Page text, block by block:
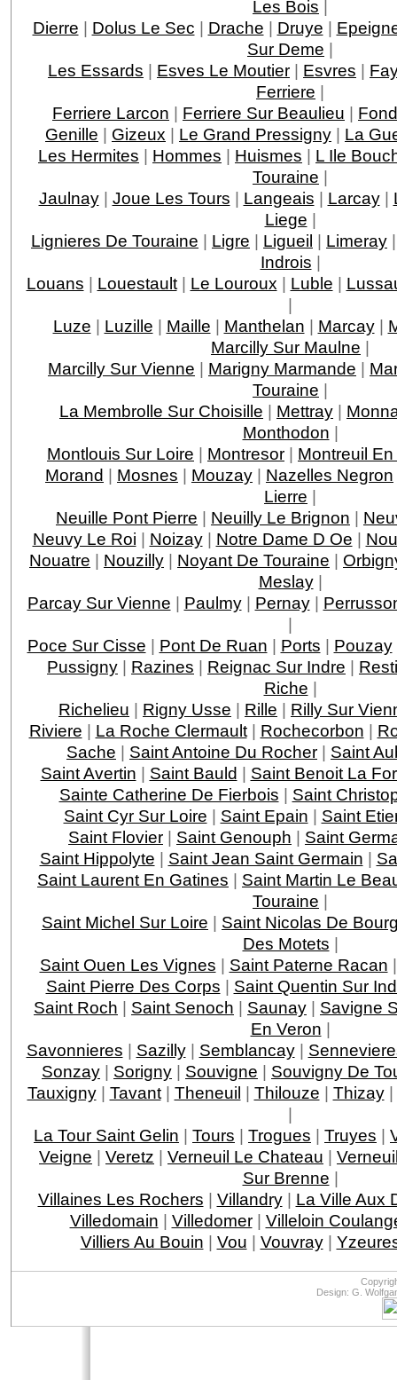
Les Bois |
Dierre | Dolus Le Sec | Drache | Druye |
Sur Deme |
Les Essards | Esves Le Moutier | Esvres |
Ferriere |
Ferriere Larcon | Ferriere Sur Beaulieu |
Genille | Gizeux | Le Grand Pressigny | La
Les Hermites | Hommes | Huismes | L Ile
Touraine |
Jaulnay| Joue Les Tours | Langeais | Larcay|
Liege |
Lignieres De Touraine | Ligre | Ligueil | Limeray
Indrois |
Louans | Louestault| Le Louroux | Luble |
|
Luze | Luzille | Maille | Manthelan | Marcay|
Marcilly Sur Maulne |
Marcilly Sur Vienne | Marigny Marmande |
Touraine |
La Membrolle Sur Choisille | Mettray |
Monthodon |
Montlouis Sur Loire | Montresor | Montreuil
Morand | Mosnes | Mouzay | Nazelles Negron
Lierre |
Neuille Pont Pierre | Neuilly Le Brignon |
Neuvy Le Roi | Noizay| Notre Dame D Oe |
Nouatre | Nouzilly | Noyant De Touraine |
Meslay|
Parcay Sur Vienne | Paulmy| Pernay|
|
Poce Sur Cisse | Pont De Ruan | Ports | Pouzay
Pussigny | Razines | Reignac Sur Indre |
Riche |
Richelieu | Rigny Usse | Rille | Rilly Sur
Riviere | La Roche Clermault| Rochecorbon |
Sache | Saint Antoine Du Rocher | Saint
Saint Avertin | Saint Bauld | Saint Benoit La
Sainte Catherine De Fierbois | Saint
Saint Cyr Sur Loire | Saint Epain | Saint
Saint Flovier | Saint Genouph | Saint
Saint Hippolyte | Saint Jean Saint Germain |
Saint Laurent En Gatines | Saint Martin Le
Touraine |
Saint Michel Sur Loire | Saint Nicolas De
Des Motets |
Saint Ouen Les Vignes | Saint Paterne Racan
Saint Pierre Des Corps | Saint Quentin Sur
Saint Roch | Saint Senoch | Saunay | Savigne
En Veron |
Savonnieres | Sazilly| Semblancay|
Sonzay | Sorigny | Souvigne | Souvigny De
Tauxigny| Tavant| Theneuil | Thilouze | Thizay|
|
La Tour Saint Gelin | Tours | Trogues | Truyes |
Veigne | Veretz | Verneuil Le Chateau |
Sur Brenne |
Villaines Les Rochers | Villandry| La Ville Aux
Villedomain | Villedomer| Villeloin
Villiers Au Bouin | Vou | Vouvray|
Design: G.